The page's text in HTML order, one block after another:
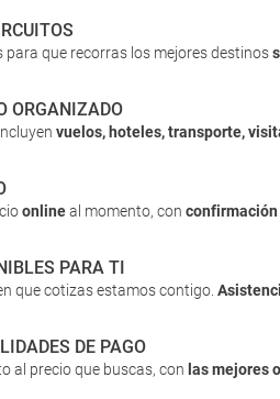
para que recorras los mejores destinos
ORGANIZADO
vuelos, hoteles, transporte,
onlineal momento, con
PARA TI
que cotizas estamos contigo.
DE PAGO
al precio que buscas, con las mejores